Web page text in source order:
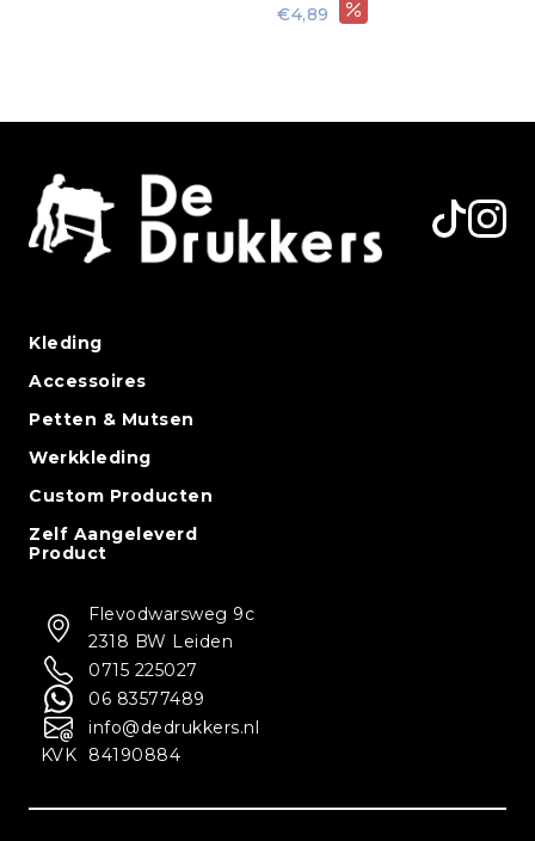
€4,89
Kleding
Accessoires
Petten & Mutsen
Werkkleding
Custom Producten
Zelf Aangeleverd
Product
Flevodwarsweg 9c
2318 BW Leiden
0715 225027
06 83577489
info@dedrukkers.nl
KVK
84190884